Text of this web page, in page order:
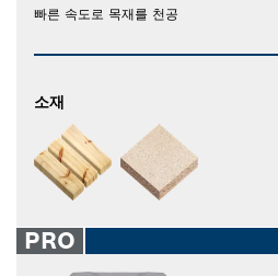
빠른 속도로 목재를 천공
소재
PRO